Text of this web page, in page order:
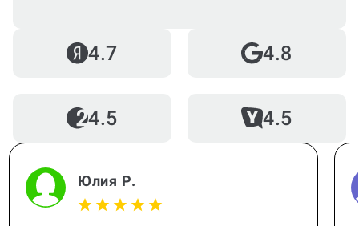
Кто помогает с работой?
Когда и как нужно оплачивать
заказ?
4.7 4.8
4.5 4.5
Юлия Р.